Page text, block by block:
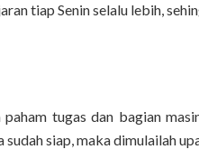
tiap Senin selalu lebih,
tugas dan bagian
siap, maka dimulailah